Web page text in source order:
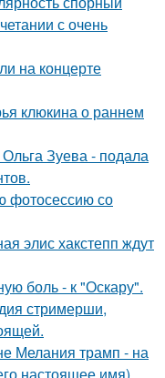
с очень
на концерте
клюкина о раннем
Зуева - подала
фотосессию со
элис хакстепп ждут
боль - к "Оскару".
стримерши,
Мелания трамп - на
настоящее имя),